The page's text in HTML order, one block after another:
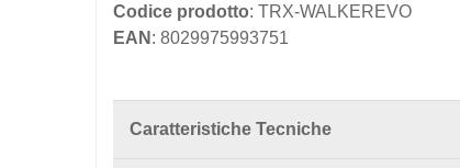
Codice prodotto: TRX-WALKEREVO
EAN : 8029975993751
Caratteristiche Tecniche